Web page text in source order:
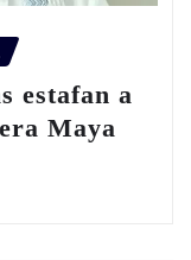
estafan a
Maya